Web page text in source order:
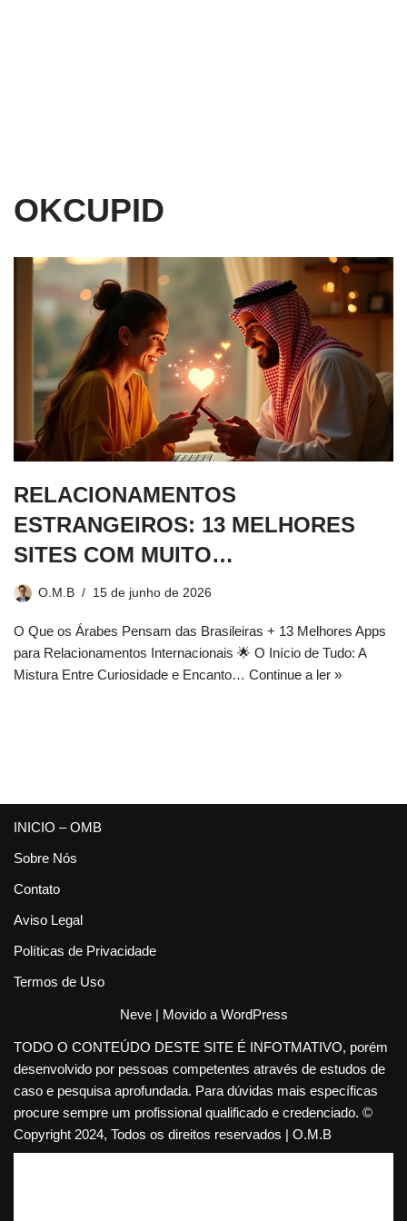
OKCUPID
RELACIONAMENTOS
ESTRANGEIROS: 13 MELHORES
SITES COM MUITO…
O.M.B 15 de junho de 2026
O Que os Árabes Pensam das Brasileiras + 13 Melhores Apps
para Relacionamentos Internacionais 🌟 O Início de Tudo: A
Mistura Entre Curiosidade e Encanto… Continue a ler »
INICIO – OMB
Sobre Nós
Contato
Aviso Legal
Políticas de Privacidade
Termos de Uso
Neve| Movido aWordPress
TODO O CONTEÚDO DESTE SITE É INFOTMATIVO, porém
desenvolvido por pessoas competentes através de estudos de
caso e pesquisa aprofundada. Para dúvidas mais específicas
procure sempre um profissional qualificado e credenciado. ©
Copyright 2024, Todos os direitos reservados | O.M.B